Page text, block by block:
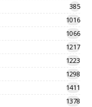
385
1016
1066
1217
1223
1298
1411
1378